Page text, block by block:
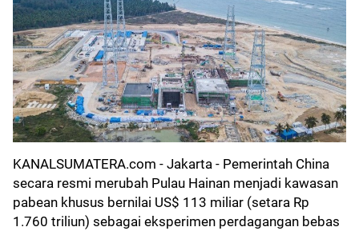
KANALSUMATERA.com - Jakarta - Pemerintah China
secara resmi merubah Pulau Hainan menjadi kawasan
pabean khusus bernilai US$ 113 miliar (setara Rp
1.760 triliun) sebagai eksperimen perdagangan bebas